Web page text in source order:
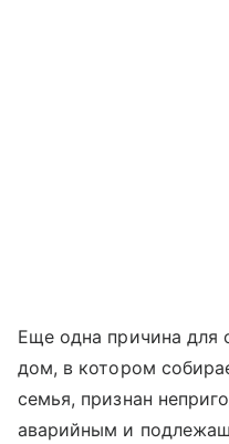
Еще одна причина для
дом, в котором
семья, признан
аварийным и